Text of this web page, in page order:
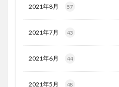
2021年8月 57
2021年7月 43
2021年6月 44
2021年5月 48